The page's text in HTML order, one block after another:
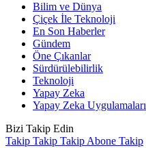
Bilim ve Dünya
Çiçek İle Teknoloji
En Son Haberler
Gündem
Öne Çıkanlar
Sürdürülebilirlik
Teknoloji
Yapay Zeka
Yapay Zeka Uygulamaları
Bizi Takip Edin
Takip Takip Takip Abone Takip